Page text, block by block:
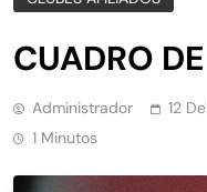
CUADRO
Administrador 12
1 Minutos